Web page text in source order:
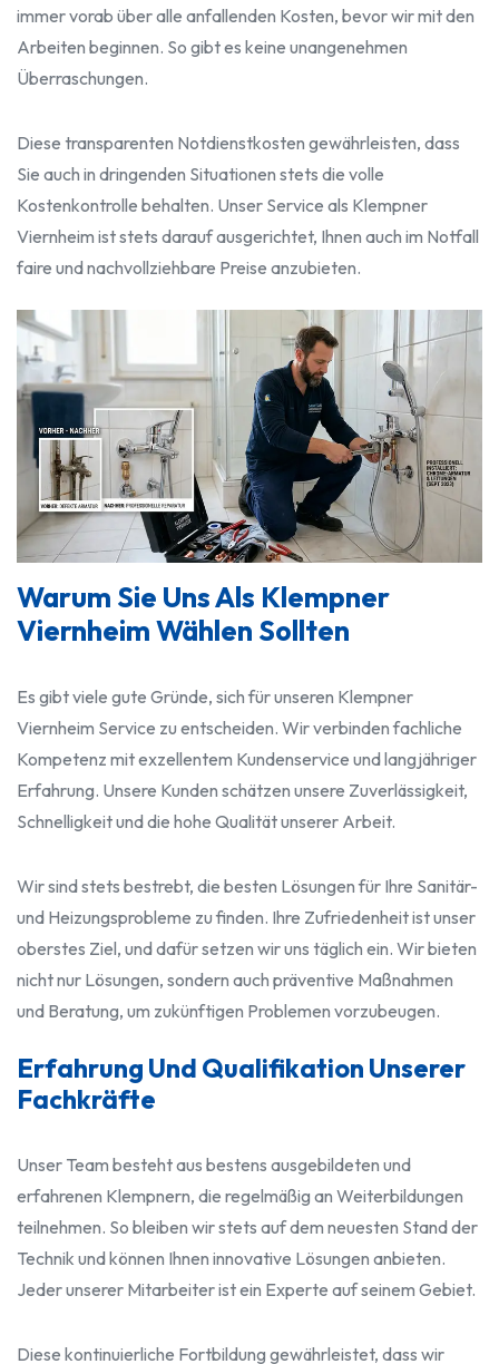
immer vorab über alle anfallenden Kosten, bevor wir mit den
Arbeiten beginnen. So gibt es keine unangenehmen
Überraschungen.
Diese transparenten Notdienstkosten gewährleisten, dass
Sie auch in dringenden Situationen stets die volle
Kostenkontrolle behalten. Unser Service als Klempner
Viernheim ist stets darauf ausgerichtet, Ihnen auch im Notfall
faire und nachvollziehbare Preise anzubieten.
Warum Sie Uns Als Klempner
Viernheim Wählen Sollten
Es gibt viele gute Gründe, sich für unseren Klempner
Viernheim Service zu entscheiden. Wir verbinden fachliche
Kompetenz mit exzellentem Kundenservice und langjähriger
Erfahrung. Unsere Kunden schätzen unsere Zuverlässigkeit,
Schnelligkeit und die hohe Qualität unserer Arbeit.
Wir sind stets bestrebt, die besten Lösungen für Ihre Sanitär-
und Heizungsprobleme zu finden. Ihre Zufriedenheit ist unser
oberstes Ziel, und dafür setzen wir uns täglich ein. Wir bieten
nicht nur Lösungen, sondern auch präventive Maßnahmen
und Beratung, um zukünftigen Problemen vorzubeugen.
Erfahrung Und Qualifikation Unserer
Fachkräfte
Unser Team besteht aus bestens ausgebildeten und
erfahrenen Klempnern, die regelmäßig an Weiterbildungen
teilnehmen. So bleiben wir stets auf dem neuesten Stand der
Technik und können Ihnen innovative Lösungen anbieten.
Jeder unserer Mitarbeiter ist ein Experte auf seinem Gebiet.
Diese kontinuierliche Fortbildung gewährleistet, dass wir